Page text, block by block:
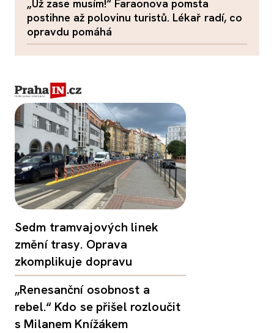
„Už zase musím!“ Faraonova pomsta
postihne až polovinu turistů. Lékař radí, co
opravdu pomáhá
Sedm tramvajových linek
změní trasy. Oprava
zkomplikuje dopravu
„Renesanční osobnost a
rebel.“ Kdo se přišel rozloučit
s Milanem Knížákem